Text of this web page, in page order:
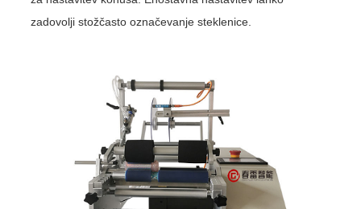
zadovolji stožčasto označevanje steklenice.